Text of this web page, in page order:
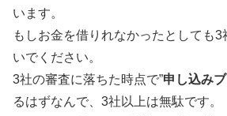
います。
もしお金を借りれなかったとしても
いでください。
3社の審査に落ちた時点で”申し込み
るはずなんで、3社以上は無駄です。